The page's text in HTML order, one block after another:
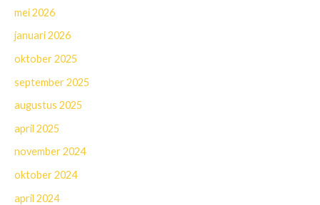
mei 2026
januari 2026
oktober 2025
september 2025
augustus 2025
april 2025
november 2024
oktober 2024
april 2024